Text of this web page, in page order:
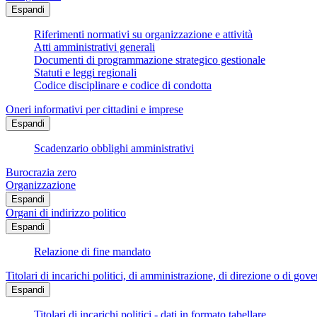
Espandi
Riferimenti normativi su organizzazione e attività
Atti amministrativi generali
Documenti di programmazione strategico gestionale
Statuti e leggi regionali
Codice disciplinare e codice di condotta
Oneri informativi per cittadini e imprese
Espandi
Scadenzario obblighi amministrativi
Burocrazia zero
Organizzazione
Espandi
Organi di indirizzo politico
Espandi
Relazione di fine mandato
Titolari di incarichi politici, di amministrazione, di direzione o di
Espandi
Titolari di incarichi politici - dati in formato tabellare